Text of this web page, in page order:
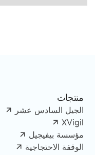
منتجات
الجيل السادس عشر
XVigil
مؤسسة بيفيجيل
الوقفة الاحتجاجية